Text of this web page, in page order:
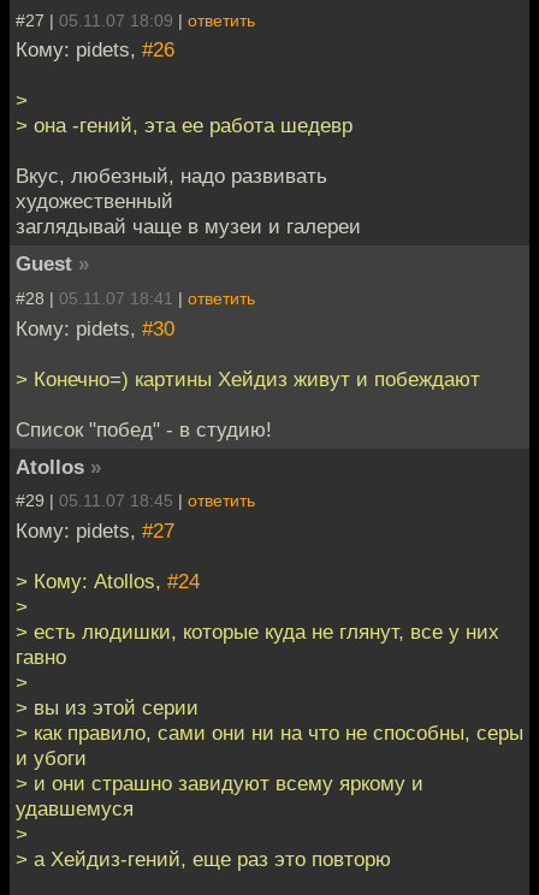
#27 | 05.11.07 18:09 | ответить
Кому: pidets, #26
>
> она -гений, эта ее работа шедевр
Вкус, любезный, надо развивать
художественный
заглядывай чаще в музеи и галереи
Guest »
#28 | 05.11.07 18:41 | ответить
Кому: pidets, #30
> Конечно=) картины Хейдиз живут и побеждают
Список "побед" - в студию!
Atollos »
#29 | 05.11.07 18:45 | ответить
Кому: pidets, #27
> Кому: Atollos, #24
>
> есть людишки, которые куда не глянут, все у них
гавно
>
> вы из этой серии
> как правило, сами они ни на что не способны, серы
и убоги
> и они страшно завидуют всему яркому и
удавшемуся
>
> а Хейдиз-гений, еще раз это повторю